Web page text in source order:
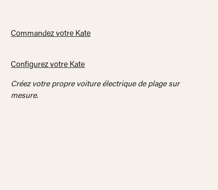
Commandez votre Kate
Configurez votre Kate
Créez votre propre voiture électrique de plage sur
mesure.